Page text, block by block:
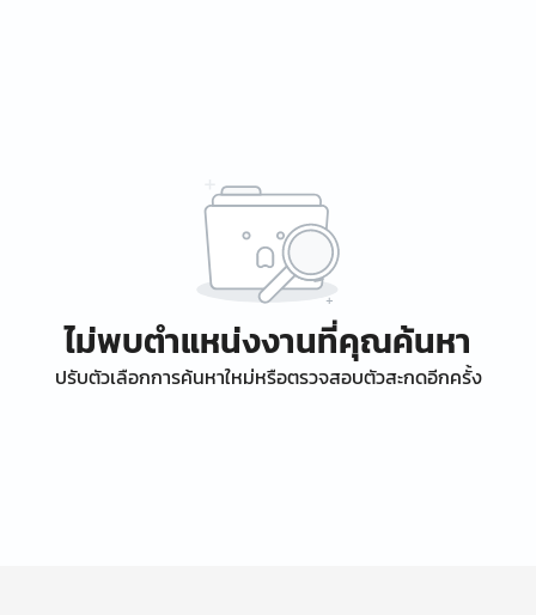
ไม่พบตำแหน่งงานที่คุณค้นหา
ปรับตัวเลือกการค้นหาใหม่หรือตรวจสอบตัวสะกดอีกครั้ง